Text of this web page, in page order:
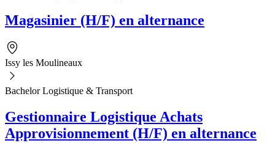
Magasinier (H/F) en alternance
Issy les Moulineaux
Bachelor Logistique & Transport
Gestionnaire Logistique Achats
Approvisionnement (H/F) en alternance